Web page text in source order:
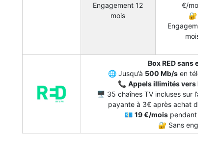
Engagement 12
mois
€/mois
🔐
Engagement 12
mois
Box RED sans
🌐 Jusqu’à 500 Mb/sen
📞Appels illimités vers les
🖥 35 chaînes TV incluses sur l’appli
payante à 3€ après achat d’un
💶 19 €/moispendant 1 an
🔐 Sans